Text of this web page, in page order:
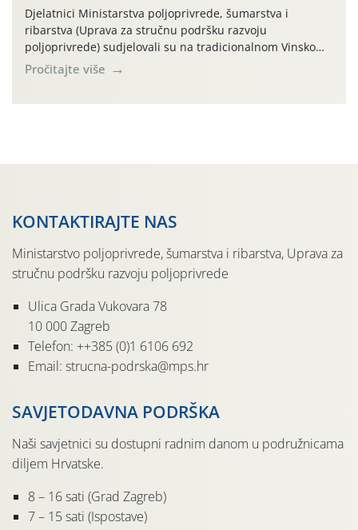
Djelatnici Ministarstva poljoprivrede, šumarstva i
ribarstva (Uprava za stručnu podršku razvoju
poljoprivrede) sudjelovali su na tradicionalnom Vinskom
forumu, održanom 24.07.2026. godine u Domu vinarske
tradicije u Putnikovićima na poluotoku Pelješcu, u
Pročitajte više
KONTAKTIRAJTE NAS
Ministarstvo poljoprivrede, šumarstva i ribarstva, Uprava za
stručnu podršku razvoju poljoprivrede
Ulica Grada Vukovara 78
10 000 Zagreb
Telefon: ++385 (0)1 6106 692
Email: strucna-podrska@mps.hr
SAVJETODAVNA PODRŠKA
Naši savjetnici su dostupni radnim danom u podružnicama
diljem Hrvatske.
8 – 16 sati (Grad Zagreb)
7 – 15 sati (Ispostave)